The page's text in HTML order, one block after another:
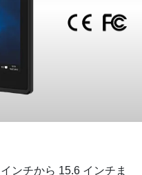
ンチから 15.6 インチま